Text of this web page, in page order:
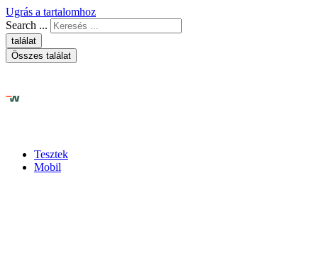
Ugrás a tartalomhoz
Search ...
találat
Összes találat
Tesztek
Mobil